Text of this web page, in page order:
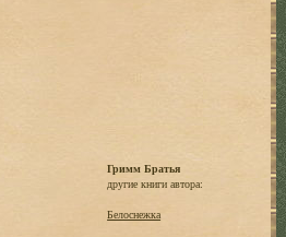
Гримм Братья
другие книги автора:
Белоснежка